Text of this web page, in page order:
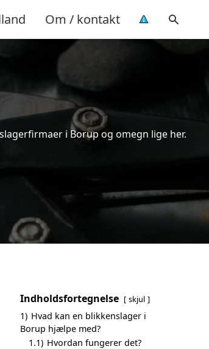
Om / kontakt
i Borup og omegn lige her.
Indholdsfortegnelse skjul
1) Hvad kan en blikkenslager i
Borup hjælpe med?
1.1) Hvordan fungerer det?